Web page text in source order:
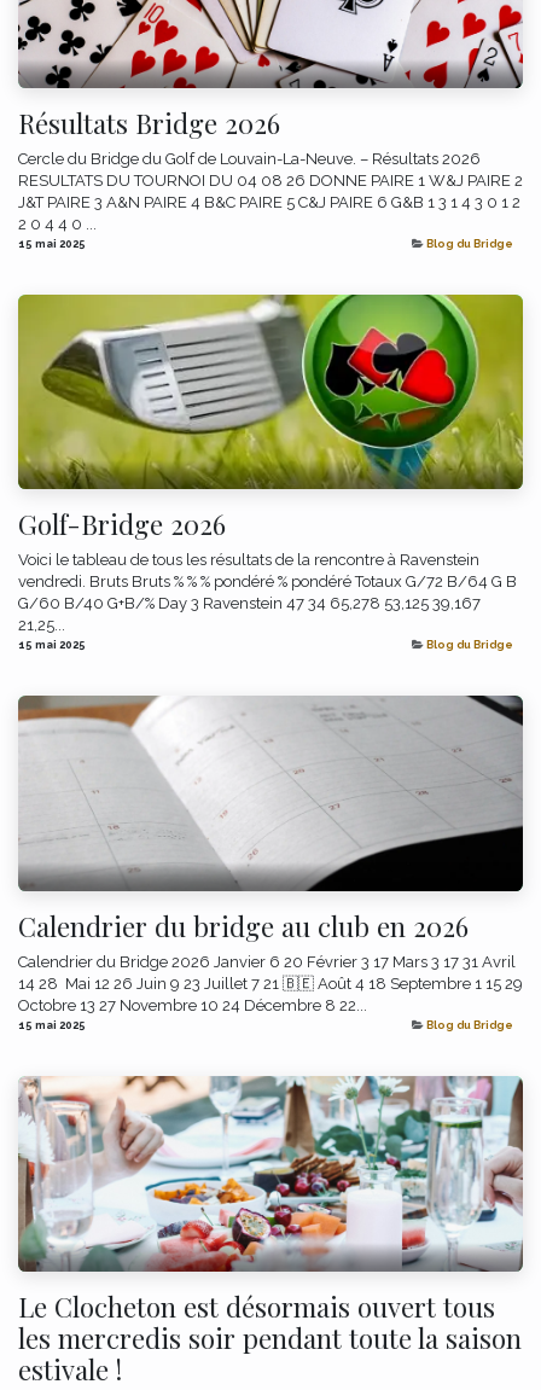
Résultats Bridge 2026
Cercle du Bridge du Golf de Louvain-La-Neuve. – Résultats 2026
RESULTATS DU TOURNOI DU 04 08 26 DONNE PAIRE 1 W&J PAIRE 2
J&T PAIRE 3 A&N PAIRE 4 B&C PAIRE 5 C&J PAIRE 6 G&B 1 3 1 4 3 0 1 2
2 0 4 4 0 ...
15 mai 2025 Blog du Bridge
Golf-Bridge 2026
Voici le tableau de tous les résultats de la rencontre à Ravenstein
vendredi. Bruts Bruts % % % pondéré % pondéré Totaux G/72 B/64 G B
G/60 B/40 G+B/% Day 3 Ravenstein 47 34 65,278 53,125 39,167
21,25...
15 mai 2025 Blog du Bridge
Calendrier du bridge au club en 2026
Calendrier du Bridge 2026 Janvier 6 20 Février 3 17 Mars 3 17 31 Avril
14 28 ​ Mai 12 26 Juin 9 23 Juillet 7 21 🇧🇪 Août 4 18 Septembre 1 15 29
Octobre 13 27 Novembre 10 24 Décembre 8 22...
15 mai 2025 Blog du Bridge
Le Clocheton est désormais ouvert tous
les mercredis soir pendant toute la saison
estivale !